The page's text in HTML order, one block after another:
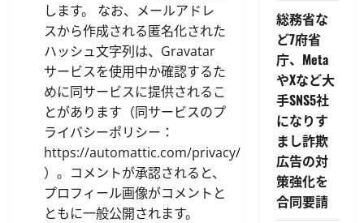
します。 なお、メールアドレ
スから作成される匿名化された
ハッシュ文字列は、Gravatar
サービスを使用中か確認するた
めに同サービスに提供されるこ
とがあります（同サービスのプ
ライバシーポリシー：
https://automattic.com/privacy/
）。コメントが承認されると、
プロフィール画像がコメントと
ともに一般公開されます。
総務省な
ど7府省
庁、Meta
やXなど大
手SNS5社
になりす
まし詐欺
広告の対
策強化を
合同要請